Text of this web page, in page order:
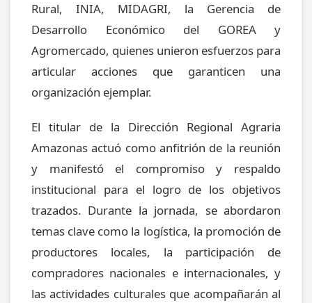
Rural, INIA, MIDAGRI, la Gerencia de
Desarrollo Económico del GOREA y
Agromercado, quienes unieron esfuerzos para
articular acciones que garanticen una
organización ejemplar.
El titular de la Dirección Regional Agraria
Amazonas actuó como anfitrión de la reunión
y manifestó el compromiso y respaldo
institucional para el logro de los objetivos
trazados. Durante la jornada, se abordaron
temas clave como la logística, la promoción de
productores locales, la participación de
compradores nacionales e internacionales, y
las actividades culturales que acompañarán al